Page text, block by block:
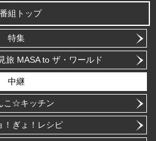
番組トップ
特集
旅 MASA to ザ・ワールド
中継
こ☆キッチン
！ぎょ！レシピ